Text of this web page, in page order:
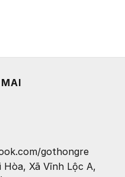
gothongre
Xã Vĩnh Lộc A,